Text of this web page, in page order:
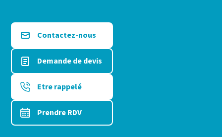
Contactez-nous
Demande de devis
Etre rappelé
Prendre RDV